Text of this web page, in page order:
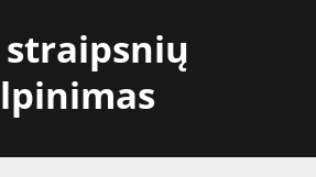
straipsnių